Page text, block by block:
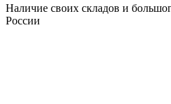
Наличие своих складов и
России